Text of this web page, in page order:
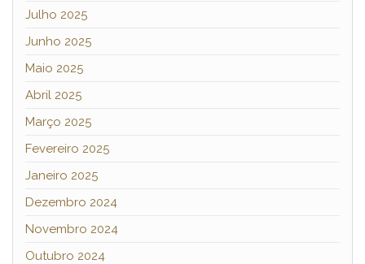
Julho 2025
Junho 2025
Maio 2025
Abril 2025
Março 2025
Fevereiro 2025
Janeiro 2025
Dezembro 2024
Novembro 2024
Outubro 2024